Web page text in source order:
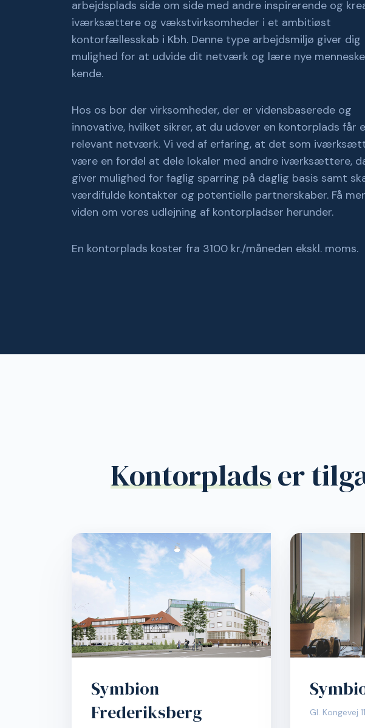
Lej en kontorplads i København hvis du kunne tænke dig
arbejdsplads side om side med andre inspirerende og
iværksættere og vækstvirksomheder i et ambitiøst
kontorfællesskab i Kbh. Denne type arbejdsmiljø giver dig
mulighed for at udvide dit netværk og lære nye
Hos os bor der virksomheder, der er vidensbaserede og
innovative, hvilket sikrer, at du udover en kontorplads får
relevant netværk. Vi ved af erfaring, at det som
være en fordel at dele lokaler med andre iværksættere,
giver mulighed for faglig sparring på daglig basis samt
værdifulde kontakter og potentielle partnerskaber. Få mere
er